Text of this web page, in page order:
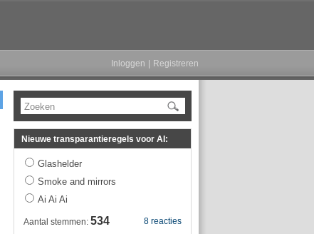
Inloggen Registreren
Zoeken
Nieuwe transparantieregels voor AI:
Glashelder
Smoke and mirrors
Ai Ai Ai
8 reacties
Aantal stemmen: 534